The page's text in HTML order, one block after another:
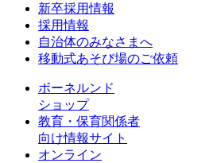
新卒採用情報
採用情報
自治体のみなさまへ
移動式あそび場のご依頼
ボーネルンド
ショップ
教育・保育関係者
向け情報サイト
オンライン